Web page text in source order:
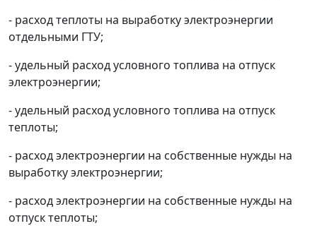
- расход теплоты на выработку электроэнергии
отдельными ГТУ;
- удельный расход условного топлива на отпуск
электроэнергии;
- удельный расход условного топлива на отпуск
теплоты;
- расход электроэнергии на собственные нужды на
выработку электроэнергии;
- расход электроэнергии на собственные нужды на
отпуск теплоты;